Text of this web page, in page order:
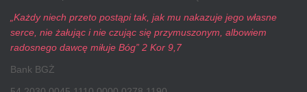
„Każdy niech przeto postąpi tak, jak mu nakazuje jego własne
serce, nie żałując i nie czując się przymuszonym, albowiem
radosnego dawcę miłuje Bóg” 2 Kor 9,7
Bank BGŻ